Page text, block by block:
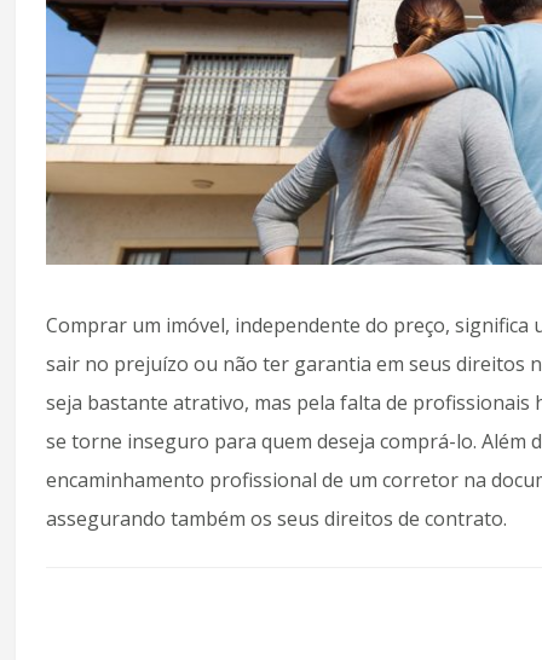
Comprar um imóvel, independente do preço,
sair no prejuízo ou não ter garantia em seus direitos
seja bastante atrativo, mas pela falta de
se torne inseguro para quem deseja comprá-lo. Além
encaminhamento profissional de um corretor na
assegurando também os seus direitos de contrato.